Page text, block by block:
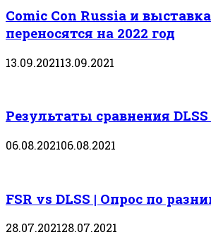
Comic Con Russia и
переносятся на 2022 год
13.09.202113.09.2021
Результаты сравнения DLSS
06.08.202106.08.2021
FSR vs DLSS | Опрос по
28.07.202128.07.2021